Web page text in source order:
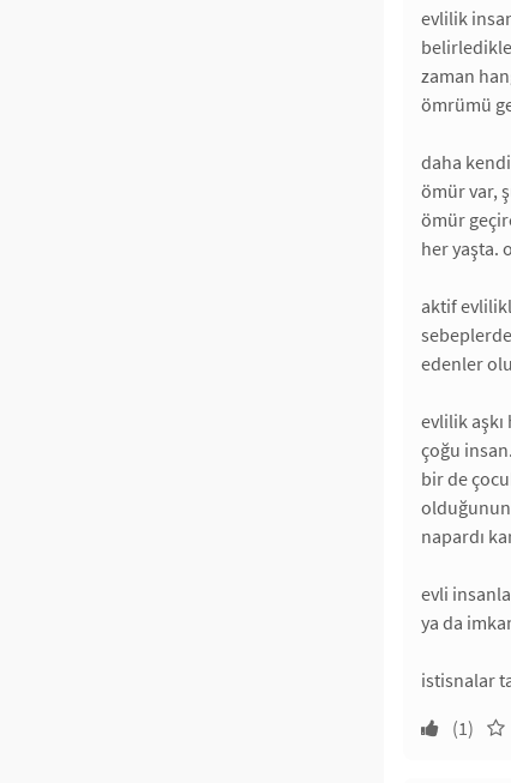
evlilik
zaman
ömrümü
daha
ömür var,
ömür
her yaşta.
aktif
edenler
evlilik
çoğu
bir de
olduğunun
napardı
evli
ya da
istisnalar
(1)